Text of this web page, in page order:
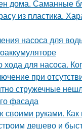
дома. Саманные
из пластика.
насоса для
хода для насоса.
при
стружечные
фасада
своими руками. Как
дешево и